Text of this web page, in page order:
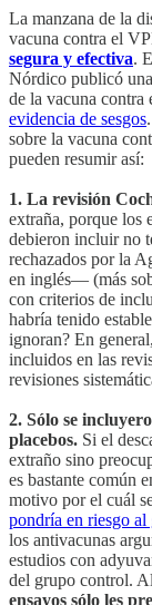
La manzana de la
vacuna contra el
segura y efectiva.
Nórdico publicó
de la vacuna contra
evidencia de sesgos
sobre la vacuna
pueden resumir así:
1. La revisión
extraña, porque los
debieron incluir no
rechazados por la
en inglés— (más
con criterios de
habría tenido
ignoran? En
incluidos en las
revisiones
2. Sólo se
placebos. Si el
extraño sino
es bastante común
motivo por el cuál
pondría en riesgo
los antivacunas
estudios con
del grupo control.
ensayos sólo les